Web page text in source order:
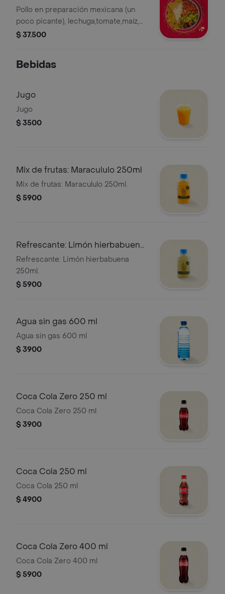
Pollo en preparación mexicana (un
poco picante), lechuga,tomate,maíz,
aguacate,nachos, arroz integral y
$ 37.500
Bebidas
Jugo
Jugo
$ 3500
Mix de frutas: Maracululo 250ml
Mix de frutas: Maracululo 250ml.
$ 5900
Refrescante: Limón hierbabuena
250ml
Refrescante: Limón hierbabuena
250ml.
$ 5900
Agua sin gas 600 ml
Agua sin gas 600 ml
$ 3900
Coca Cola Zero 250 ml
Coca Cola Zero 250 ml
$ 3900
Coca Cola 250 ml
Coca Cola 250 ml
$ 4900
Coca Cola Zero 400 ml
Coca Cola Zero 400 ml
$ 5900